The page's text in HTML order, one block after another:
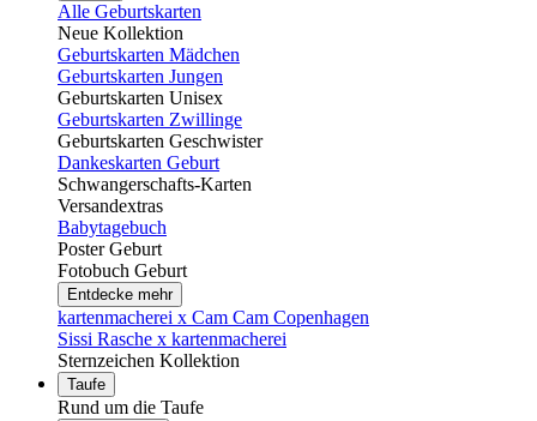
Alle Geburtskarten
Neue Kollektion
Geburtskarten Mädchen
Geburtskarten Jungen
Geburtskarten Unisex
Geburtskarten Zwillinge
Geburtskarten Geschwister
Dankeskarten Geburt
Schwangerschafts-Karten
Versandextras
Babytagebuch
Poster Geburt
Fotobuch Geburt
Entdecke mehr
kartenmacherei x Cam Cam Copenhagen
Sissi Rasche x kartenmacherei
Sternzeichen Kollektion
Taufe
Rund um die Taufe